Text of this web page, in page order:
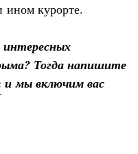
ином курорте.
Тогда напишите
и мы включим вас